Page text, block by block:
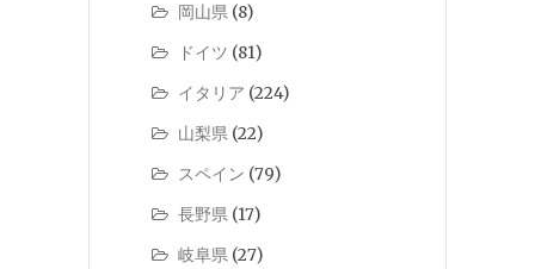
岡山県 (8)
ドイツ (81)
イタリア (224)
山梨県 (22)
スペイン (79)
長野県 (17)
岐阜県 (27)